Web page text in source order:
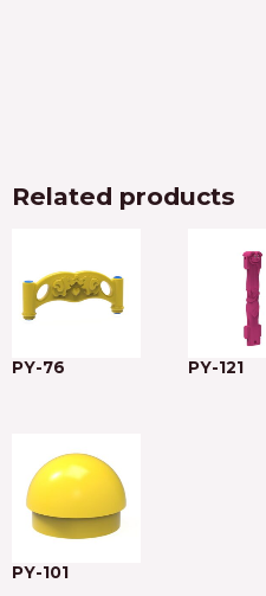
Related products
PY-76 PY-121
PY-101